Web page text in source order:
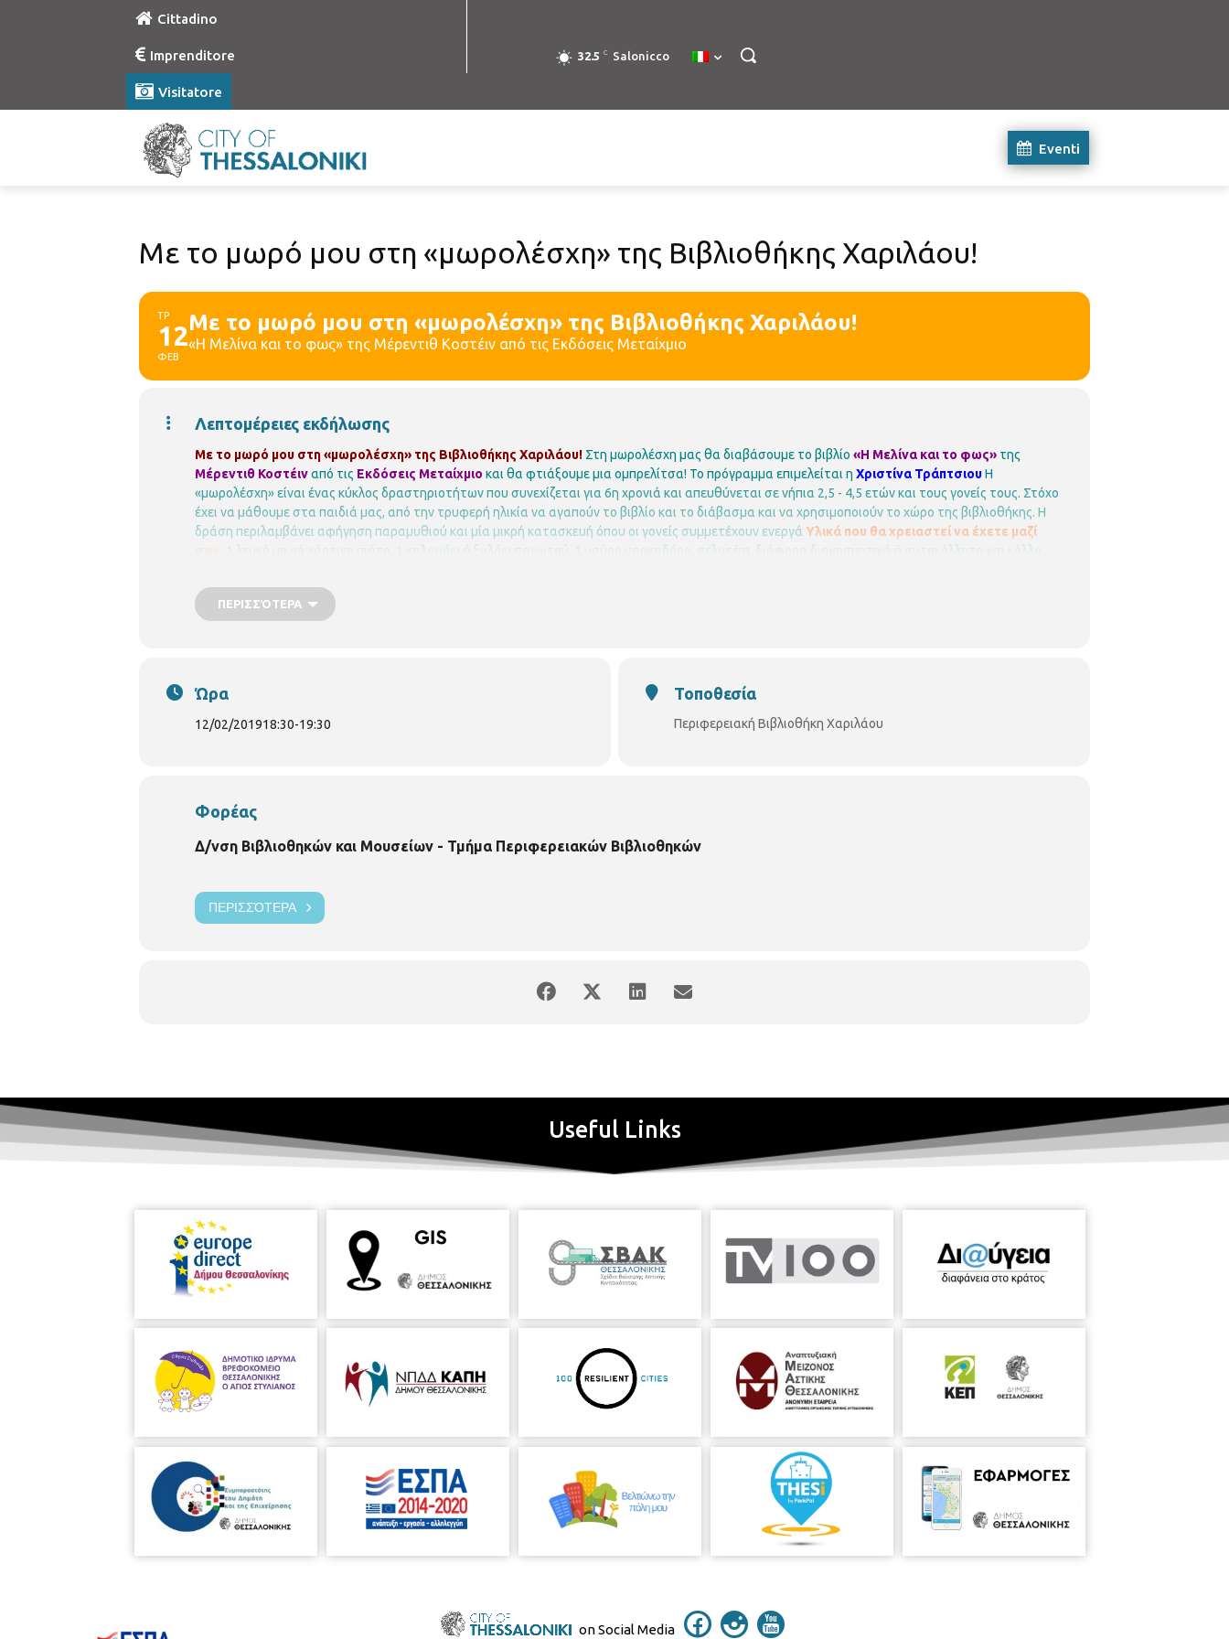
Cittadino
Imprenditore
Visitatore
32.5 C Salonicco
Eventi
Με το μωρό μου στη «μωρολέσχη» της Βιβλιοθήκης Χαριλάου!
ΤΡ
12
ΦΕΒ
Με το μωρό μου στη «μωρολέσχη» της Βιβλιοθήκης Χαριλάου!
«Η Μελίνα και το φως» της Μέρεντιθ Κοστέιν από τις Εκδόσεις Μεταίχμιο
Λεπτομέρειες εκδήλωσης
Με το μωρό μου στη «μωρολέσχη» της Βιβλιοθήκης Χαριλάου! Στη μωρολέσχη μας θα διαβάσουμε το βιβλίο «Η Μελίνα και το φως» της
Μέρεντιθ Κοστέιναπό τις Εκδόσεις Μεταίχμιο και θα φτιάξουμε μια ομπρελίτσα! Το πρόγραμμα επιμελείται η Χριστίνα ΤράπτσιουΗ
«μωρολέσχη» είναι ένας κύκλος δραστηριοτήτων που συνεχίζεται για 6η χρονιά και απευθύνεται σε νήπια 2,5 - 4,5 ετών και τους γονείς τους. Στόχο
έχει να μάθουμε στα παιδιά μας, από την τρυφερή ηλικία να αγαπούν το βιβλίο και το διάβασμα και να χρησιμοποιούν το χώρο της βιβλιοθήκης. Η
δράση περιλαμβάνει αφήγηση παραμυθιού και μία μικρή κατασκευή όπου οι γονείς συμμετέχουν ενεργά Υλικά που θα χρειαστεί να έχετε μαζί
1 λευκό μικρό χάρτινο πιάτο, 1 καλαμάκι ή ξυλάκι παγωτού, 1 μαύρο μαρκαδόρο, σελοτέιπ, διάφορα διακοσμητικά ή αυτοκόλλητα και κόλλα
ενώ θα υπάρξει λίστα αναμονής σε περίπτωση υπεράριθμων εγγραφών.
bibxarilaou@hotmail.gr
ΠΕΡΙΣΣΌΤΕΡΑ
Ώρα
12/02/201918:30-19:30
Τοποθεσία
Περιφερειακή Βιβλιοθήκη Χαριλάου
Φορέας
Δ/νση Βιβλιοθηκών και Μουσείων - Τμήμα Περιφερειακών Βιβλιοθηκών
ΠΕΡΙΣΣΌΤΕΡΑ
Useful Links
on Social Media